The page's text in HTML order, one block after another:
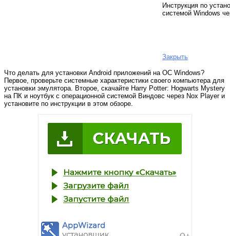
Инструкция по
системой Windows
Закрыть
Что делать для установки Android приложений на ОС Windows?
Первое, проверьте системные характеристики своего компьютера для
установки эмулятора. Второе, скачайте Harry Potter: Hogwarts Mystery
на ПК и ноутбук с операционной системой Виндовс через Nox Player и
установите по инструкции в этом обзоре.